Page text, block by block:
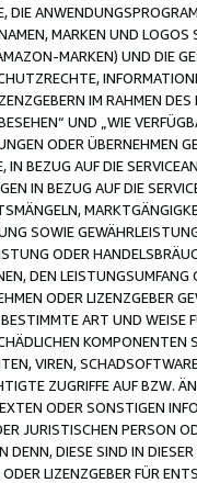
DIE
MARKEN UND
MARKEN) UND DIE
IM RAHMEN
UND „WIE
ODER ÜBERNEHMEN
IN BEZUG AUF DIE
IN BEZUG AUF DIE
SOWIE
ODER
DEN
ODER LIZENZGEBER
ART UND
VIREN,
ZUGRIFFE AUF BZW.
ODER SONSTIGEN
JURISTISCHEN PERSON
DENN, DIESE SIND IN
LIZENZGEBER FÜR